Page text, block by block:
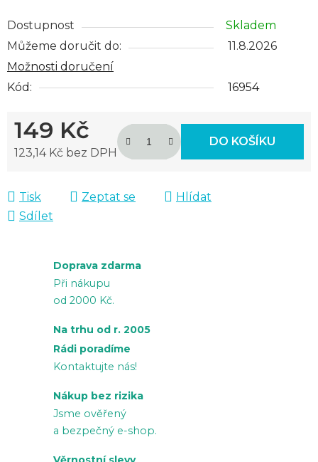
Dostupnost
Skladem
Můžeme doručit do:
11.8.2026
Možnosti doručení
Kód:
16954
149 Kč
123,14 Kč bez DPH
DO KOŠÍKU
Tisk Zeptat se
Hlídat
Sdílet
Doprava zdarma
Při nákupu
od 2000 Kč.
Na trhu od r. 2005
Rádi poradíme
Kontaktujte nás!
Nákup bez rizika
Jsme ověřený
a bezpečný e-shop.